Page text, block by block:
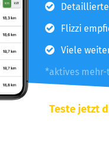
Detaillierte
Flizzi
Viele
*aktives
Teste jetzt